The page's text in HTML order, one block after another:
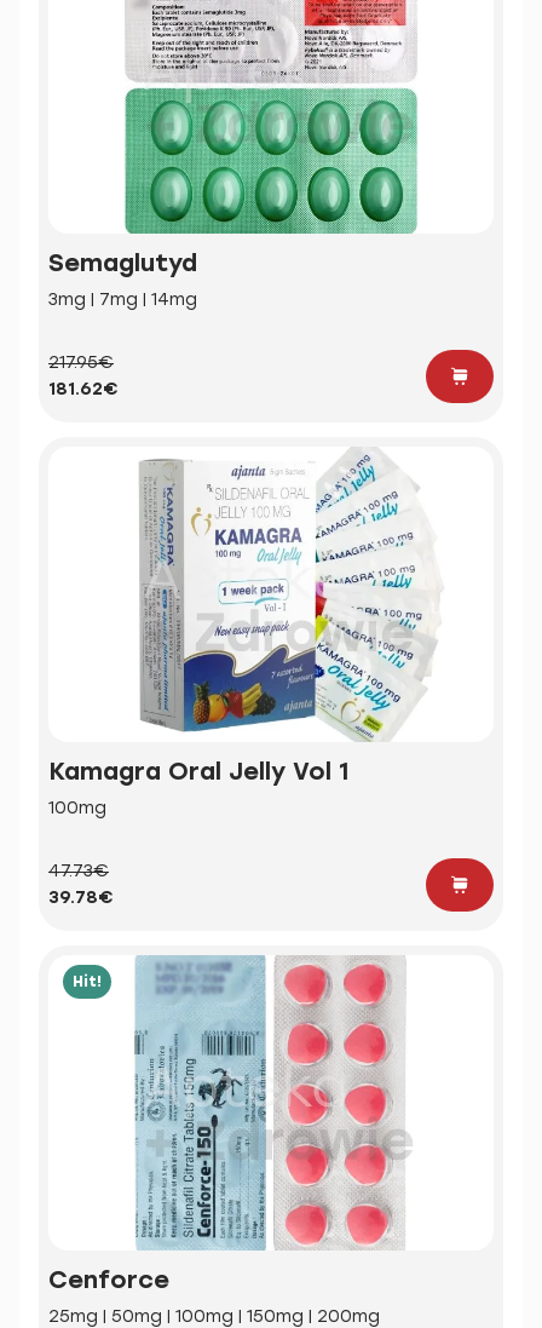
Semaglutyd
3mg | 7mg | 14mg
217.95€
181.62€
Kamagra Oral Jelly Vol 1
100mg
47.73€
39.78€
Hit!
Cenforce
25mg | 50mg | 100mg | 150mg | 200mg